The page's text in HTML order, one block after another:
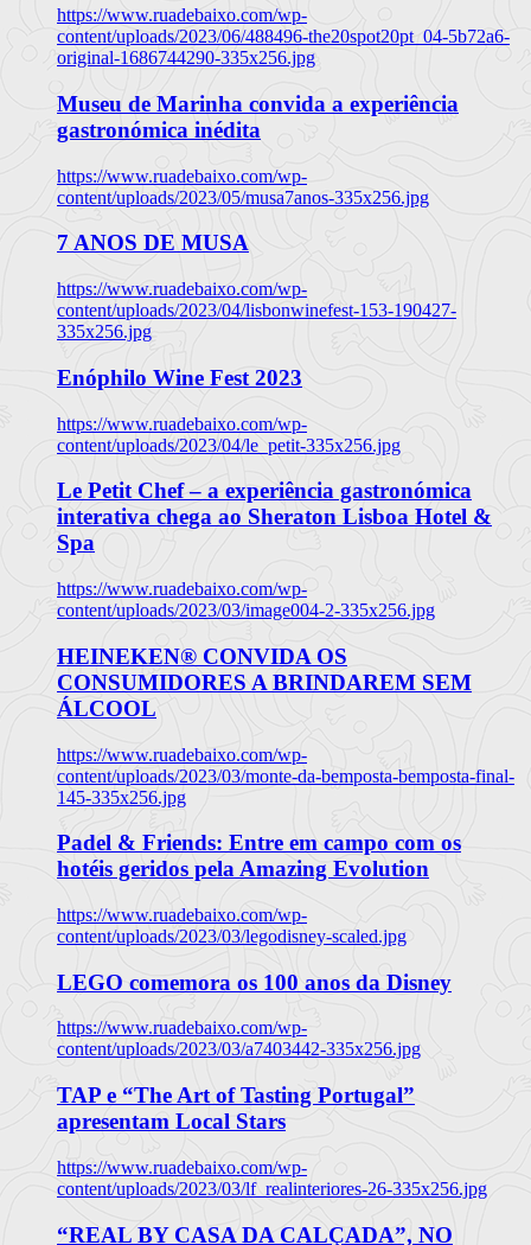
https://www.ruadebaixo.com/wp-
content/uploads/2023/06/488496-the20spot20pt_04-5b72a6-
original-1686744290-335x256.jpg
Museu de Marinha convida a experiência
gastronómica inédita
https://www.ruadebaixo.com/wp-
content/uploads/2023/05/musa7anos-335x256.jpg
7 ANOS DE MUSA
https://www.ruadebaixo.com/wp-
content/uploads/2023/04/lisbonwinefest-153-190427-
335x256.jpg
Enóphilo Wine Fest 2023
https://www.ruadebaixo.com/wp-
content/uploads/2023/04/le_petit-335x256.jpg
Le Petit Chef – a experiência gastronómica
interativa chega ao Sheraton Lisboa Hotel &
Spa
https://www.ruadebaixo.com/wp-
content/uploads/2023/03/image004-2-335x256.jpg
HEINEKEN® CONVIDA OS
CONSUMIDORES A BRINDAREM SEM
ÁLCOOL
https://www.ruadebaixo.com/wp-
content/uploads/2023/03/monte-da-bemposta-bemposta-final-
145-335x256.jpg
Padel & Friends: Entre em campo com os
hotéis geridos pela Amazing Evolution
https://www.ruadebaixo.com/wp-
content/uploads/2023/03/legodisney-scaled.jpg
LEGO comemora os 100 anos da Disney
https://www.ruadebaixo.com/wp-
content/uploads/2023/03/a7403442-335x256.jpg
TAP e “The Art of Tasting Portugal”
apresentam Local Stars
https://www.ruadebaixo.com/wp-
content/uploads/2023/03/lf_realinteriores-26-335x256.jpg
“REAL BY CASA DA CALÇADA”, NO